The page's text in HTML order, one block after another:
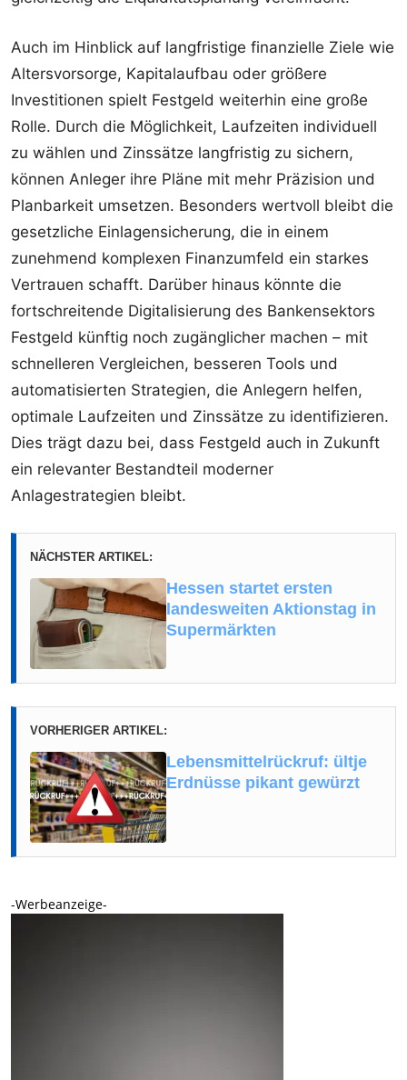
Auch im Hinblick auf langfristige finanzielle Ziele wie
Altersvorsorge, Kapitalaufbau oder größere
Investitionen spielt Festgeld weiterhin eine große
Rolle. Durch die Möglichkeit, Laufzeiten individuell
zu wählen und Zinssätze langfristig zu sichern,
können Anleger ihre Pläne mit mehr Präzision und
Planbarkeit umsetzen. Besonders wertvoll bleibt die
gesetzliche Einlagensicherung, die in einem
zunehmend komplexen Finanzumfeld ein starkes
Vertrauen schafft. Darüber hinaus könnte die
fortschreitende Digitalisierung des Bankensektors
Festgeld künftig noch zugänglicher machen – mit
schnelleren Vergleichen, besseren Tools und
automatisierten Strategien, die Anlegern helfen,
optimale Laufzeiten und Zinssätze zu identifizieren.
Dies trägt dazu bei, dass Festgeld auch in Zukunft
ein relevanter Bestandteil moderner
Anlagestrategien bleibt.
NÄCHSTER ARTIKEL:
Hessen startet ersten
landesweiten Aktionstag in
Supermärkten
VORHERIGER ARTIKEL:
Lebensmittelrückruf: ültje
Erdnüsse pikant gewürzt
-Werbeanzeige-